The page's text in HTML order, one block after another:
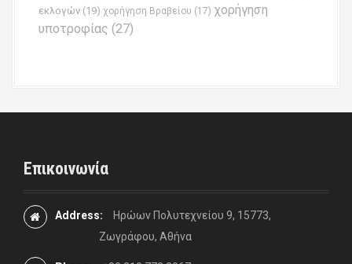
εκλογών (19) χορήγηση Βραβείου (17) χορήγηση
υποτροφίας (27)
Επικοινωνία
Address:
Ηρώων Πολυτεχνείου 9, 15773,
Ζωγράφου, Αθήνα